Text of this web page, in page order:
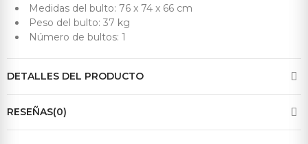
Medidas del bulto: 76 x 74 x 66 cm
Peso del bulto: 37 kg
Número de bultos: 1
DETALLES DEL PRODUCTO
RESEÑAS(0)